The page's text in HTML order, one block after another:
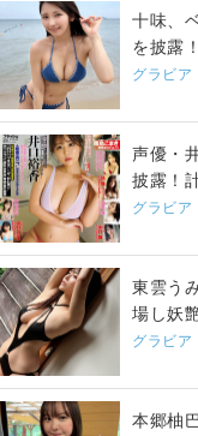
十味、
を披露
グラビア
声優・
披露！
グラビア
東雲う
場し妖
グラビア
本郷柚